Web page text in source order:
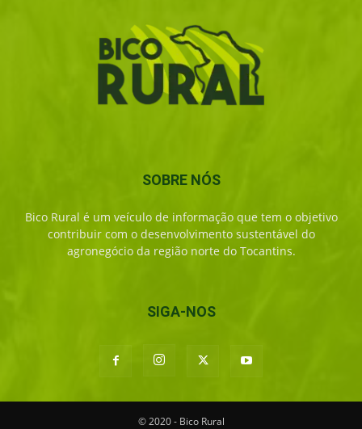
SOBRE NÓS
Bico Rural é um veículo de informação que tem o objetivo
contribuir com o desenvolvimento sustentável do
agronegócio da região norte do Tocantins.
SIGA-NOS
© 2020 - Bico Rural